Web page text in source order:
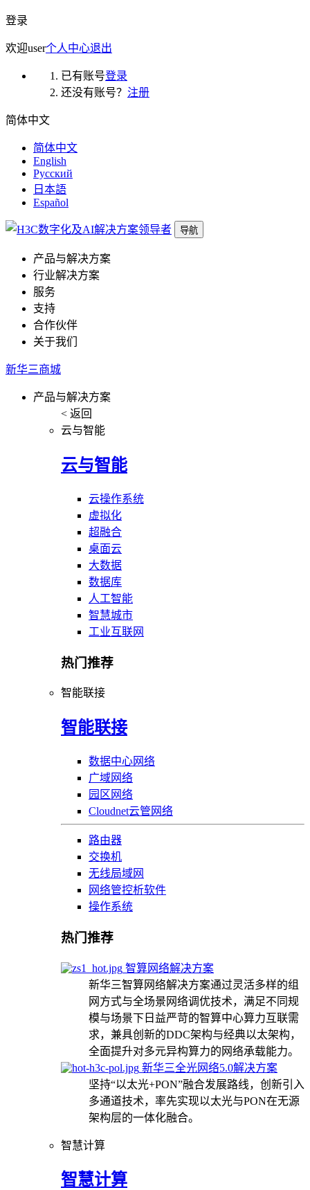
登录
欢迎user个人中心退出
已有账号登录
还没有账号？ 注册
简体中文
简体中文
English
Русский
日本語
Español
导航
产品与解决方案
行业解决方案
服务
支持
合作伙伴
关于我们
新华三商城
产品与解决方案
< 返回
云与智能
云与智能
云操作系统
虚拟化
超融合
桌面云
大数据
数据库
人工智能
智慧城市
工业互联网
热门推荐
智能联接
智能联接
数据中心网络
广域网络
园区网络
Cloudnet云管网络
路由器
交换机
无线局域网
网络管控析软件
操作系统
热门推荐
智算网络解决方案
新华三智算网络解决方案通过灵活多样的组
网方式与全场景网络调优技术，满足不同规
模与场景下日益严苛的智算中心算力互联需
求，兼具创新的DDC架构与经典以太架构，
全面提升对多元异构算力的网络承载能力。
新华三全光网络5.0解决方案
坚持“以太光+PON”融合发展路线，创新引入
多通道技术，率先实现以太光与PON在无源
架构层的一体化融合。
智慧计算
智慧计算